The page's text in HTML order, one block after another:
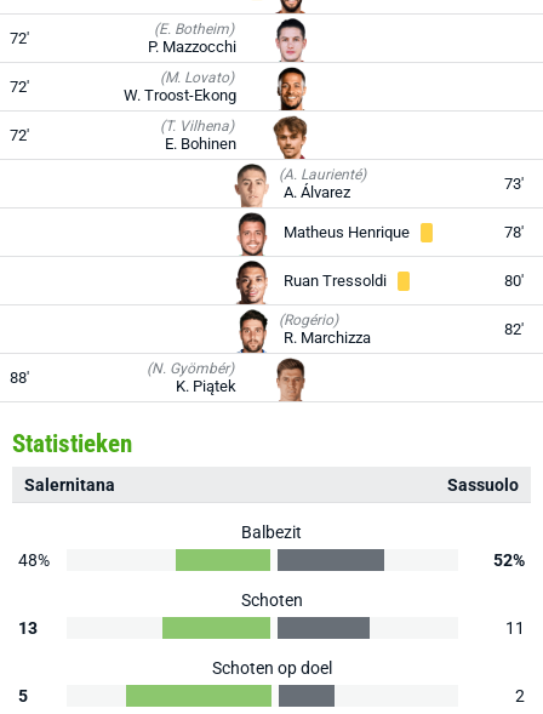
72' (E. Botheim)
P. Mazzocchi
72' (M. Lovato)
W. Troost-Ekong
72' (T. Vilhena)
E. Bohinen
(A. Laurienté)
A. Álvarez 73'
Matheus Henrique 78'
Ruan Tressoldi 80'
(Rogério)
R. Marchizza 82'
88' (N. Gyömbér)
K. Piątek
Statistieken
Salernitana Sassuolo
Balbezit
48%
52%
Schoten
13
11
Schoten op doel
5
2